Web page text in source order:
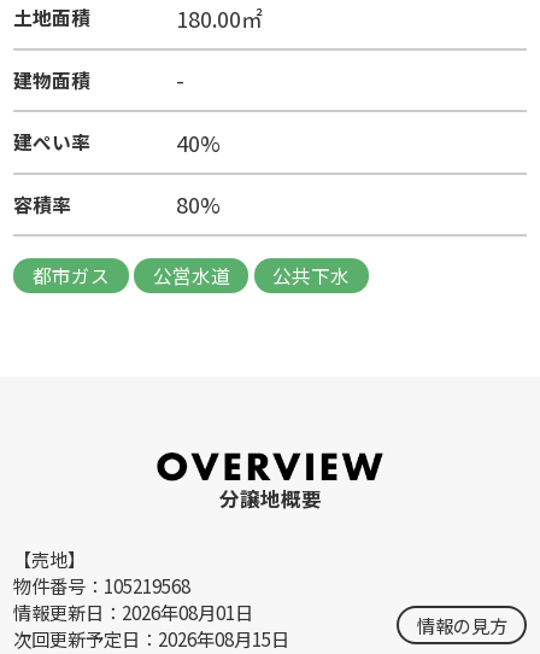
土地面積 180.00㎡
建物面積 -
建ぺい率 40%
容積率 80%
都市ガス 公営水道 公共下水
分譲地概要
【売地】
物件番号：105219568
情報更新日：2026年08月01日
次回更新予定日：2026年08月15日
情報の見方